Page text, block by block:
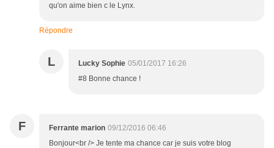
qu'on aime bien c le Lynx.
Répondre
L Lucky Sophie 05/01/2017 16:26
#8 Bonne chance !
F Ferrante marion 09/12/2016 06:46
Bonjour<br /> Je tente ma chance car je suis votre blog